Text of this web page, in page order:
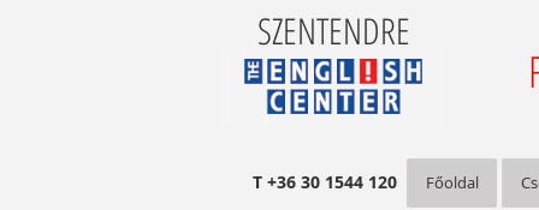
SZENTENDRE
T +36 30 1544 120 Főoldal